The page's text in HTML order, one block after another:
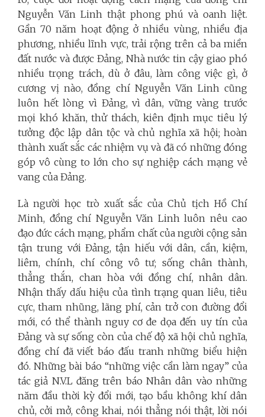
Nguyễn Văn Linh thật phong phú và oanh liệt.
Gần 70 năm hoạt động ở nhiều vùng, nhiều địa
phương, nhiều lĩnh vực, trải rộng trên cả ba miền
đất nước và được Đảng, Nhà nước tin cậy giao phó
nhiều trọng trách, dù ở đâu, làm công việc gì, ở
cương vị nào, đồng chí Nguyễn Văn Linh cũng
luôn hết lòng vì Đảng, vì dân, vững vàng trước
mọi khó khăn, thử thách, kiên định mục tiêu lý
tưởng độc lập dân tộc và chủ nghĩa xã hội; hoàn
thành xuất sắc các nhiệm vụ và đã có những đóng
góp vô cùng to lớn cho sự nghiệp cách mạng vẻ
vang của Đảng.
Là người học trò xuất sắc của Chủ tịch Hồ Chí
Minh, đồng chí Nguyễn Văn Linh luôn nêu cao
đạo đức cách mạng, phẩm chất của người cộng sản
tận trung với Đảng, tận hiếu với dân, cần, kiệm,
liêm, chính, chí công vô tư; sống chân thành,
thẳng thắn, chan hòa với đồng chí, nhân dân.
Nhận thấy dấu hiệu của tình trạng quan liêu, tiêu
cực, tham nhũng, lãng phí, cản trở con đường đổi
mới, có thể thành nguy cơ đe dọa đến uy tín của
Đảng và sự sống còn của chế độ xã hội chủ nghĩa,
đồng chí đã viết báo đấu tranh những biểu hiện
đó. Những bài báo “những việc cần làm ngay” của
tác giả N.V.L đăng trên báo Nhân dân vào những
năm đầu thời kỳ đổi mới, tạo bầu không khí dân
chủ, cởi mở, công khai, nói thẳng nói thật, lời nói